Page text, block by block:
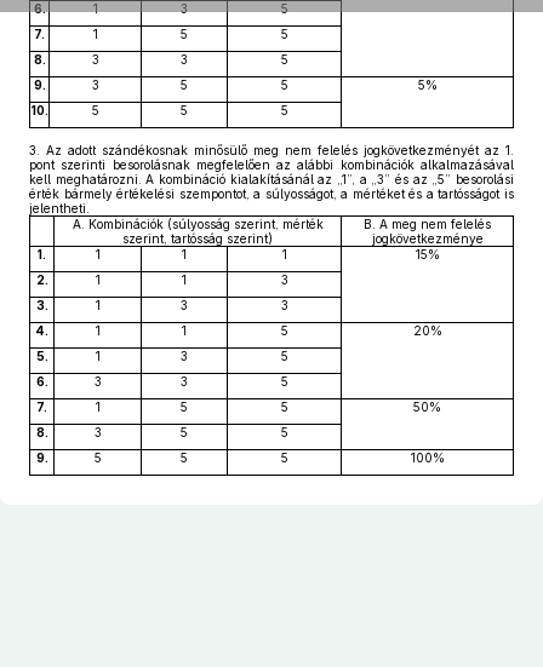
6.
1 3
5
7.
1 5
5
8.
3 3
5
9.
3 5 5
5%
10.
5 5 5
3.
Az adott szándékosnak minősülő meg nem felelés jogkövetkezményét az 1.
pont szerinti besorolásnak megfelelően az alábbi kombinációk alkalmazásával
kell meghatározni. A kombináció kialakításánál az „1”, a „3” és az „5” besorolási
érték bármely értékelési szempontot, a súlyosságot, a mértéket és a tartósságot is
jelentheti.
A. Kombinációk (súlyosság szerint, mérték
szerint, tartósság szerint)
B. A meg nem felelés
jogkövetkezménye
1.
1 1 1
15%
2.
1 1
3
3.
1 3
3
4.
1 1 5
20%
5.
1 3
5
6.
3 3
5
7.
1 5 5
50%
8.
3 5
5
9.
5 5 5 100%